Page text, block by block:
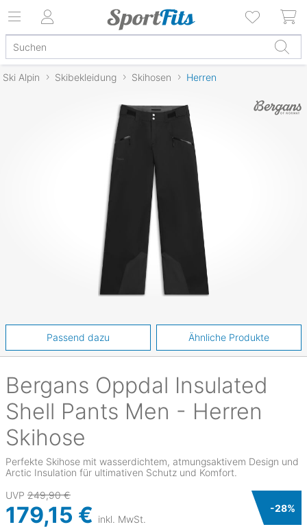
Ski Alpin Skibekleidung Skihosen Herren
Bergans Oppdal Insulated
Shell Pants Men - Herren
Skihose
Perfekte Skihose mit wasserdichtem, atmungsaktivem Design und
Arctic Insulation für ultimativen Schutz und Komfort.
UVP 249,90 €
179,15 € inkl. MwSt.
-28%
Passend dazu Ähnliche Produkte